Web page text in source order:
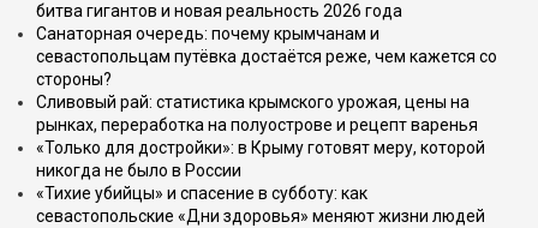
битва гигантов и новая реальность 2026 года
Санаторная очередь: почему крымчанам и
севастопольцам путёвка достаётся реже, чем кажется со
стороны?
Сливовый рай: статистика крымского урожая, цены на
рынках, переработка на полуострове и рецепт варенья
«Только для достройки»: в Крыму готовят меру, которой
никогда не было в России
«Тихие убийцы» и спасение в субботу: как
севастопольские «Дни здоровья» меняют жизни людей